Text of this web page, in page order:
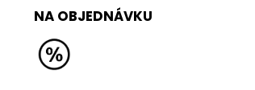
NA OBJEDNÁVKU